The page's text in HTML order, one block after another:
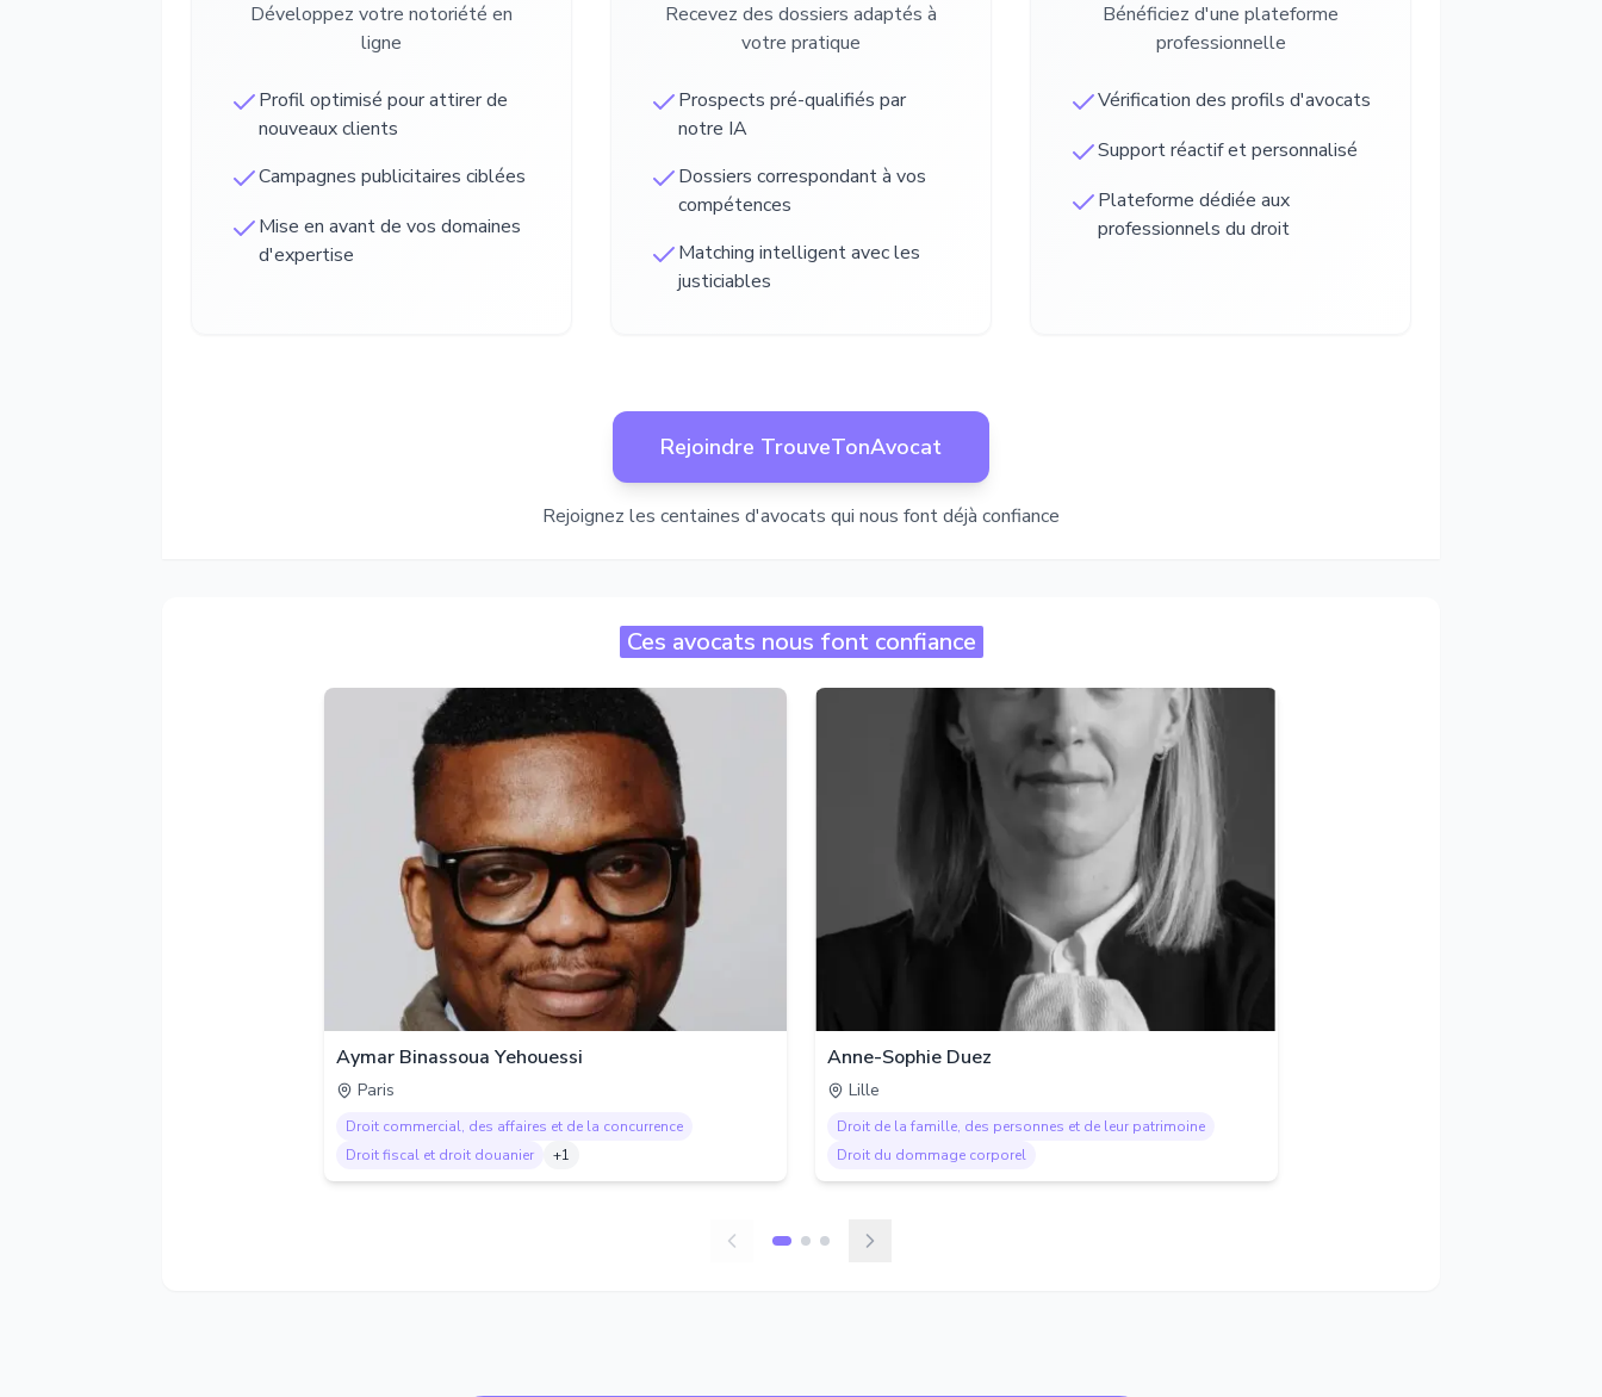
Développez votre notoriété en
ligne
Profil optimisé pour attirer de
nouveaux clients
Campagnes publicitaires ciblées
Mise en avant de vos domaines
d'expertise
Recevez des dossiers adaptés à
votre pratique
Prospects pré-qualifiés par
notre IA
Dossiers correspondant à vos
compétences
Matching intelligent avec les
justiciables
Bénéficiez d'une plateforme
professionnelle
Vérification des profils d'avocats
Support réactif et personnalisé
Plateforme dédiée aux
professionnels du droit
Rejoindre TrouveTonAvocat
Rejoignez les centaines d'avocats qui nous font déjà confiance
Ces avocats nous font confiance
Aymar Binassoua Yehouessi
Paris
Droit commercial, des affaires et de la concurrence
Droit fiscal et droit douanier
+1
Anne-Sophie Duez
Lille
Droit de la famille, des personnes et de leur patrimoine
Droit du dommage corporel